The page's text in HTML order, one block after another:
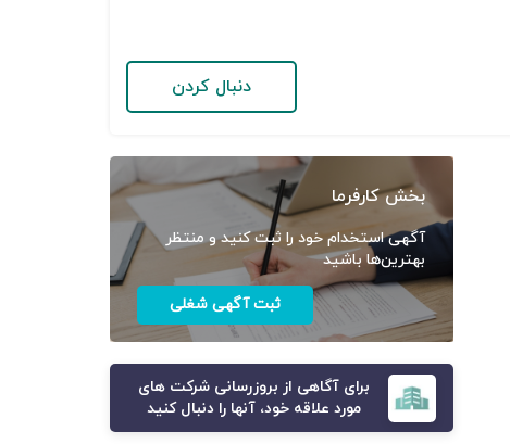
دنبال کردن
بخش کارفرما
آگهی استخدام خود را ثبت کنید و منتظر
بهترین‌ها باشید
ثبت آگهی شغلی
برای آگاهی از بروزرسانی شرکت های
مورد علاقه خود، آنها را دنبال کنید